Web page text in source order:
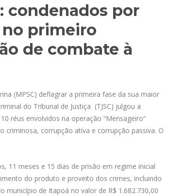
condenados por
no primeiro
de combate à
(MPSC) deflagrar a primeira fase da sua maior
do Tribunal de Justiça (TJSC) julgou a
réus envolvidos na operação “Mensageiro”
criminosa, corrupção ativa e corrupção passiva. O
11 meses e 15 dias de prisão em regime inicial
do produto e proveito dos crimes, incluindo
de Itapoá no valor de R$ 1.682.730,00